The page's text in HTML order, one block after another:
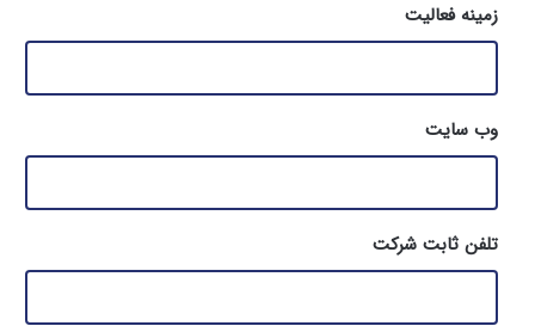
زمینه فعالیت
وب سایت
تلفن ثابت شرکت